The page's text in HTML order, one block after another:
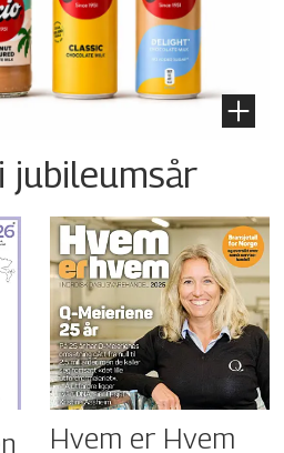
jubileumsår
Hvem er Hvem